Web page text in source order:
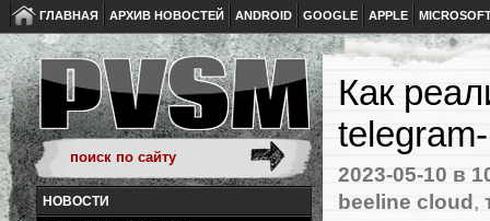
ГЛАВНАЯ АРХИВ НОВОСТЕЙ ANDROID GOOGLE APPLE
НОВОСТИ
Как
2023-05-10 в
beeline cloud,